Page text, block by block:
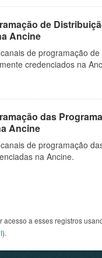
de
Ancine
de programação de
credenciados na
das
Ancine
de programação
na Ancine.
acesso a esses registros
).